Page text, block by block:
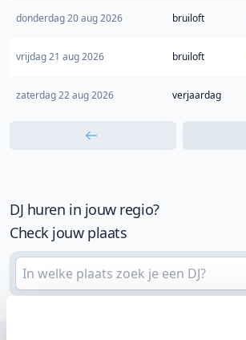
donderdag 20 aug 2026 bruiloft
vrijdag 21 aug 2026 bruiloft
zaterdag 22 aug 2026 verjaardag
DJ huren in jouw regio?
Check jouw plaats